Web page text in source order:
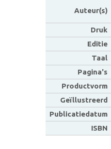
Auteur(s)
Druk
Editie
Taal
Pagina's
Productvorm
Geïllustreerd
Publicatiedatum
ISBN